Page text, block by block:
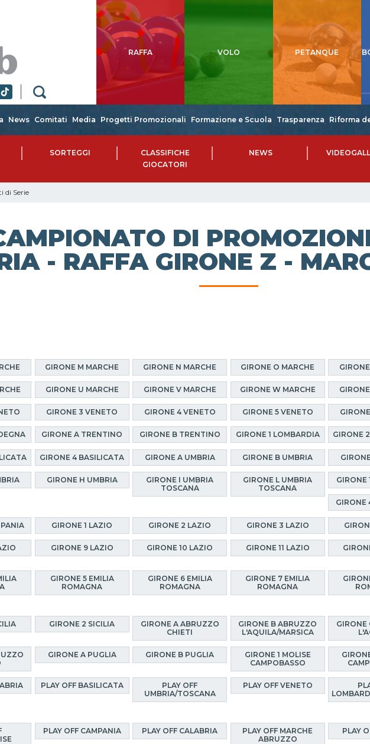
RAFFA VOLO PETANQUE
News Comitati Media Progetti Promozionali Formazione e Scuola Trasparenza Riforma
SORTEGGI
CLASSIFICHE
GIOCATORI
NEWS
di Serie
DI
- RAFFA GIRONE Z -
GIRONE M MARCHE GIRONE N MARCHE GIRONE O MARCHE
GIRONE U MARCHE GIRONE V MARCHE GIRONE W MARCHE
GIRONE 3 VENETO GIRONE 4 VENETO GIRONE 5 VENETO
GIRONE A TRENTINO GIRONE B TRENTINO GIRONE 1 LOMBARDIA GIRONE
GIRONE 4 BASILICATA GIRONE A UMBRIA GIRONE B UMBRIA
GIRONE H UMBRIA
GIRONE I UMBRIA
TOSCANA
GIRONE L UMBRIA
TOSCANA
GIRONE
GIRONE
GIRONE 1 LAZIO GIRONE 2 LAZIO GIRONE 3 LAZIO
GIRONE 9 LAZIO GIRONE 10 LAZIO GIRONE 11 LAZIO
GIRONE 5 EMILIA
ROMAGNA
GIRONE 6 EMILIA
ROMAGNA
GIRONE 7 EMILIA
ROMAGNA
GIRONE 2 SICILIA
GIRONE A ABRUZZO
CHIETI
GIRONE B ABRUZZO
L'AQUILA/MARSICA
GIRONE
GIRONE A PUGLIA GIRONE B PUGLIA
GIRONE 1 MOLISE
CAMPOBASSO
PLAY OFF BASILICATA
PLAY OFF
UMBRIA/TOSCANA
PLAY OFF VENETO
PLAY OFF CAMPANIA PLAY OFF CALABRIA
PLAY OFF MARCHE
ABRUZZO
PLAY